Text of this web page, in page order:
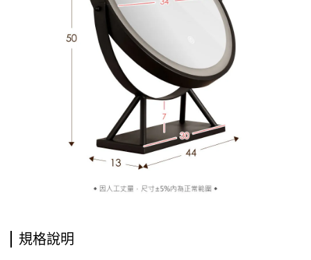
規格說明